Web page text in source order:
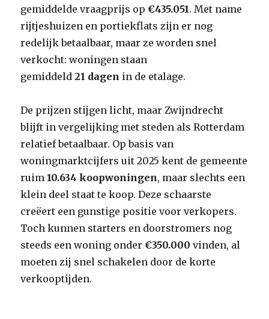
gemiddelde vraagprijs op€435.051. Met name
rijtjeshuizen en portiekflats zijn er nog
redelijk betaalbaar, maar ze worden snel
verkocht: woningen staan
gemiddeld21 dagen in de etalage.
De prijzen stijgen licht, maar Zwijndrecht
blijft in vergelijking met steden als Rotterdam
relatief betaalbaar. Op basis van
woningmarktcijfers uit 2025 kent de gemeente
ruim10.634 koopwoningen, maar slechts een
klein deel staat te koop. Deze schaarste
creëert een gunstige positie voor verkopers.
Toch kunnen starters en doorstromers nog
steeds een woning onder€350.000 vinden, al
moeten zij snel schakelen door de korte
verkooptijden.